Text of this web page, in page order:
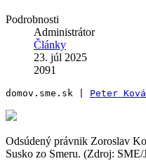
Podrobnosti
Administrátor
Články
23. júl 2025
2091
domov.sme.sk | Peter
Odsúdený právnik Zoroslav
Susko zo Smeru. (Zdroj: